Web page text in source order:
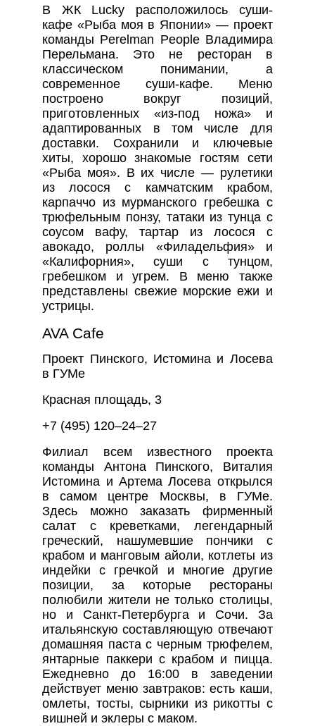
В ЖК Lucky расположилось суши-
кафе «Рыба моя в Японии» — проект
команды Perelman People Владимира
Перельмана. Это не ресторан в
классическом понимании, а
современное суши-кафе. Меню
построено вокруг позиций,
приготовленных «из-под ножа» и
адаптированных в том числе для
доставки. Сохранили и ключевые
хиты, хорошо знакомые гостям сети
«Рыба моя». В их числе — рулетики
из лосося с камчатским крабом,
карпаччо из мурманского гребешка с
трюфельным понзу, татаки из тунца с
соусом вафу, тартар из лосося с
авокадо, роллы «Филадельфия» и
«Калифорния», суши с тунцом,
гребешком и угрем. В меню также
представлены свежие морские ежи и
устрицы.
AVA Cafe
Проект Пинского, Истомина и Лосева
в ГУМе
Красная площадь, 3
+7 (495) 120–24–27
Филиал всем известного проекта
команды Антона Пинского, Виталия
Истомина и Артема Лосева открылся
в самом центре Москвы, в ГУМе.
Здесь можно заказать фирменный
салат с креветками, легендарный
греческий, нашумевшие пончики с
крабом и манговым айоли, котлеты из
индейки с гречкой и многие другие
позиции, за которые рестораны
полюбили жители не только столицы,
но и Санкт-Петербурга и Сочи. За
итальянскую составляющую отвечают
домашняя паста с черным трюфелем,
янтарные паккери с крабом и пицца.
Ежедневно до 16:00 в заведении
действует меню завтраков: есть каши,
омлеты, тосты, сырники из рикотты с
вишней и эклеры с маком.